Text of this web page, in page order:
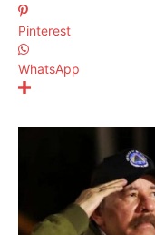
Pinterest
WhatsApp